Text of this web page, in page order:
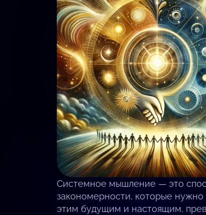
Системное мышление — это
закономерности, которые
этим будущим и настоящим,